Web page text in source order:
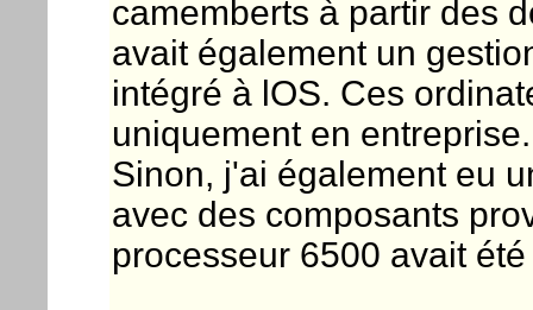
camemberts à partir des
avait également un
intégré à lOS. Ces
uniquement en entreprise.
Sinon, j'ai également eu
avec des composants
processeur 6500 avait